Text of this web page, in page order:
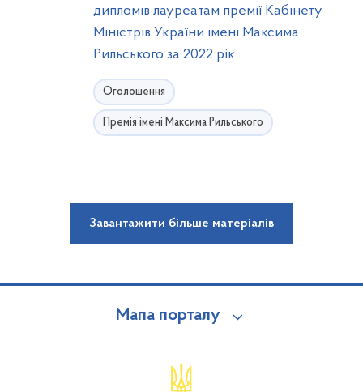
дипломів лауреатам премії Кабінету
Міністрів України імені Максима
Рильського за 2022 рік
Оголошення
Премія імені Максима Рильського
Завантажити більше матеріалів
Мапа порталу